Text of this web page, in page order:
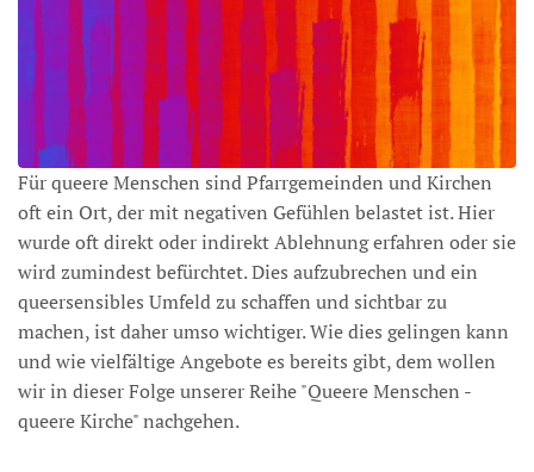
Für queere Menschen sind Pfarrgemeinden und Kirchen
oft ein Ort, der mit negativen Gefühlen belastet ist. Hier
wurde oft direkt oder indirekt Ablehnung erfahren oder sie
wird zumindest befürchtet. Dies aufzubrechen und ein
queersensibles Umfeld zu schaffen und sichtbar zu
machen, ist daher umso wichtiger. Wie dies gelingen kann
und wie vielfältige Angebote es bereits gibt, dem wollen
wir in dieser Folge unserer Reihe "Queere Menschen -
queere Kirche" nachgehen.